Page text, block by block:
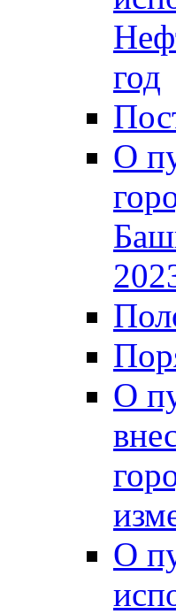
год
О
О
О